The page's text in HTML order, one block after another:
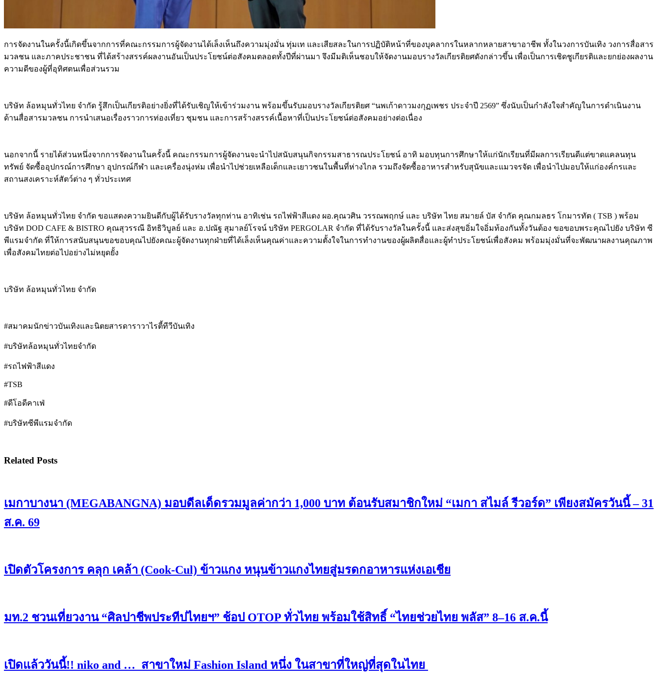
การจัดงานในครั้งนี้เกิดขึ้นจากการที่คณะกรรมการผู้จัดงานได้เล็งเห็นถึงความมุ่งมั่น ทุ่มเท และเสียสละในการปฏิบัติหน้าที่ของบุคลากรในหลากหลายสาขาอาชีพ ทั้งในวงการบันเทิง วงการสื่อสาร
มวลชน และภาคประชาชน ที่ได้สร้างสรรค์ผลงานอันเป็นประโยชน์ต่อสังคมตลอดทั้งปีที่ผ่านมา จึงมีมติเห็นชอบให้จัดงานมอบรางวัลเกียรติยศดังกล่าวขึ้น เพื่อเป็นการเชิดชูเกียรติและยกย่องผลงาน
ความดีของผู้ที่อุทิศตนเพื่อส่วนรวม
บริษัท ล้อหมุนทั่วไทย จำกัด รู้สึกเป็นเกียรติอย่างยิ่งที่ได้รับเชิญให้เข้าร่วมงาน พร้อมขึ้นรับมอบรางวัลเกียรติยศ “นพเก้าดาวมงกุฏเพชร ประจำปี 2569” ซึ่งนับเป็นกำลังใจสำคัญในการดำเนินงาน
ด้านสื่อสารมวลชน การนำเสนอเรื่องราวการท่องเที่ยว ชุมชน และการสร้างสรรค์เนื้อหาที่เป็นประโยชน์ต่อสังคมอย่างต่อเนื่อง
นอกจากนี้ รายได้ส่วนหนึ่งจากการจัดงานในครั้งนี้ คณะกรรมการผู้จัดงานจะนำไปสนับสนุนกิจกรรมสาธารณประโยชน์ อาทิ มอบทุนการศึกษาให้แก่นักเรียนที่มีผลการเรียนดีแต่ขาดแคลนทุน
ทรัพย์ จัดซื้ออุปกรณ์การศึกษา อุปกรณ์กีฬา และเครื่องนุ่งห่ม เพื่อนำไปช่วยเหลือเด็กและเยาวชนในพื้นที่ห่างไกล รวมถึงจัดซื้ออาหารสำหรับสุนัขและแมวจรจัด เพื่อนำไปมอบให้แก่องค์กรและ
สถานสงเคราะห์สัตว์ต่าง ๆ ทั่วประเทศ
บริษัท ล้อหมุนทั่วไทย จำกัด ขอแสดงความยินดีกับผู้ได้รับรางวัลทุกท่าน อาทิเช่น รถไฟฟ้าสีแดง ผอ.คุณวศิน วรรณพฤกษ์ และ บริษัท ไทย สมายล์ บัส จำกัด คุณกมลธร โกมารทัต ( TSB ) พร้อม
บริษัท DOD CAFE & BISTRO คุณสุวรรณี อิทธิวิบูลย์ และ อ.ปณัฐ สุมาลย์โรจน์ บริษัท PERGOLAR จำกัด ที่ได้รับรางวัลในครั้งนี้ และส่งสุขอิ่มใจอิ่มท้องกันทั้งวันต้อง ขอขอบพระคุณไปยัง บริษัท ซี
พีแรมจำกัด ที่ให้การสนับสนุนขอขอบคุณไปยังคณะผู้จัดงานทุกฝ่ายที่ได้เล็งเห็นคุณค่าและความตั้งใจในการทำงานของผู้ผลิตสื่อและผู้ทำประโยชน์เพื่อสังคม พร้อมมุ่งมั่นที่จะพัฒนาผลงานคุณภาพ
เพื่อสังคมไทยต่อไปอย่างไม่หยุดยั้ง
บริษัท ล้อหมุนทั่วไทย จำกัด
#สมาคมนักข่าวบันเทิงและนิตยสารดาราวาไรตี้ทีวีบันเทิง
#บริษัทล้อหมุนทั่วไทยจำกัด
#รถไฟฟ้าสีแดง
#TSB
#ดีโอดีคาเฟ่
#บริษัทซีพีแรมจำกัด
Related Posts
เมกาบางนา (MEGABANGNA) มอบดีลเด็ดรวมมูลค่ากว่า 1,000 บาท ต้อนรับสมาชิกใหม่ “เมกา สไมล์ รีวอร์ด” เพียงสมัครวันนี้ – 31
ส.ค. 69
เปิดตัวโครงการ คลุก เคล้า (Cook-Cul) ข้าวแกง หนุนข้าวแกงไทยสู่มรดกอาหารแห่งเอเชีย
มท.2 ชวนเที่ยวงาน “ศิลปาชีพประทีปไทยฯ” ช้อป OTOP ทั่วไทย พร้อมใช้สิทธิ์ “ไทยช่วยไทย พลัส” 8–16 ส.ค.นี้
เปิดแล้ววันนี้!! niko and … สาขาใหม่ Fashion Island หนึ่ง ในสาขาที่ใหญ่ที่สุดในไทย